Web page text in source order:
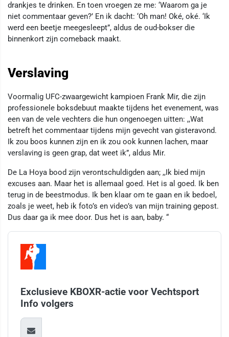
drankjes te drinken. En toen vroegen ze me: ‘Waarom ga je
niet commentaar geven?’ En ik dacht: ‘Oh man! Oké, oké. ‘Ik
werd een beetje meegesleept”, aldus de oud-bokser die
binnenkort zijn comeback maakt.
Verslaving
Voormalig UFC-zwaargewicht kampioen Frank Mir, die zijn
professionele boksdebuut maakte tijdens het evenement, was
een van de vele vechters die hun ongenoegen uitten: ,,Wat
betreft het commentaar tijdens mijn gevecht van gisteravond.
Ik zou boos kunnen zijn en ik zou ook kunnen lachen, maar
verslaving is geen grap, dat weet ik”, aldus Mir.
De La Hoya bood zijn verontschuldigden aan; ,,Ik bied mijn
excuses aan. Maar het is allemaal goed. Het is al goed. Ik ben
terug in de beestmodus. Ik ben klaar om te gaan en ik bedoel,
zoals je weet, heb ik foto’s en video’s van mijn training gepost.
Dus daar ga ik mee door. Dus het is aan, baby. “
Exclusieve KBOXR-actie voor Vechtsport
Info volgers